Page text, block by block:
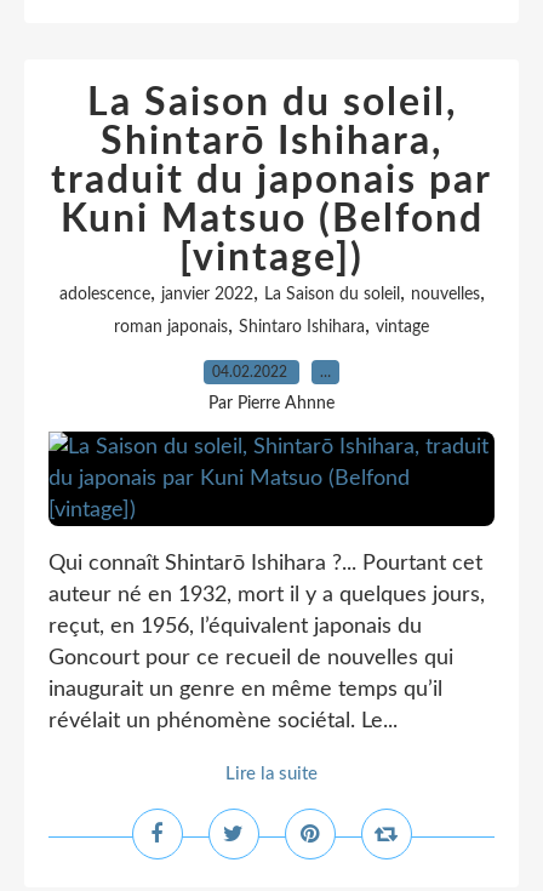
La Saison du soleil,
Shintarō Ishihara,
traduit du japonais par
Kuni Matsuo (Belfond
[vintage])
adolescence, janvier 2022, La Saison du soleil, nouvelles,
roman japonais, Shintaro Ishihara, vintage
04.02.2022 …
Par Pierre Ahnne
Qui connaît Shintarō Ishihara ?... Pourtant cet
auteur né en 1932, mort il y a quelques jours,
reçut, en 1956, l’équivalent japonais du
Goncourt pour ce recueil de nouvelles qui
inaugurait un genre en même temps qu’il
révélait un phénomène sociétal. Le...
Lire la suite